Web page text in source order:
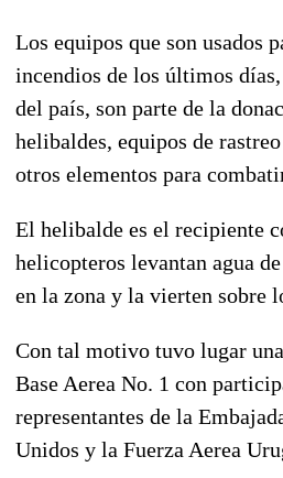
Los equipos que son usados
incendios de los últimos
del país, son parte de la
helibaldes, equipos de
otros elementos para
El helibalde es el recipiente
helicopteros levantan agua
en la zona y la vierten sobre
Con tal motivo tuvo lugar
Base Aerea No. 1 con
representantes de la
Unidos y la Fuerza Aerea